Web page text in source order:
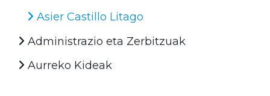
Asier Castillo Litago
Administrazio eta Zerbitzuak
Aurreko Kideak